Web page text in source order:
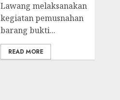
Lawang melaksanakan
kegiatan pemusnahan
barang bukti...
READ MORE